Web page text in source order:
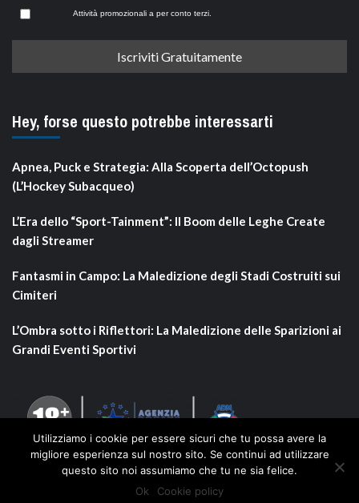
Attività promozionali a per conto terzi.
Hey, forse questo potrebbe interessarti
Apnea, Puck e Strategia: Alla Scoperta dell’Octopush
(L’Hockey Subacqueo)
L’Era dello “Sport-Tainment”: Il Boom delle Leghe Create
dagli Streamer
Fantasmi in Campo: La Maledizione degli Stadi Costruiti sui
Cimiteri
L’Ombra sotto i Riflettori: La Maledizione delle Sparizioni ai
Grandi Eventi Sportivi
Utilizziamo i cookie per essere sicuri che tu possa avere la
migliore esperienza sul nostro sito. Se continui ad utilizzare
questo sito noi assumiamo che tu ne sia felice.
Ok
Cookie policy